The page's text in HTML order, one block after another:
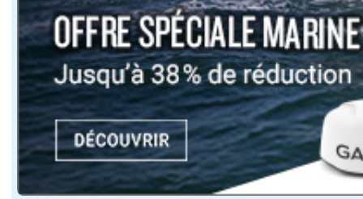
Le VEYA 53 cible un public qui passe une part
Le flybridge constitue également une zone de vie à
Le Yachting Festival de Cannes, qui se déroulera
Le VEYA 53 arrive sur un segment déjà
Lancer un nouveau modèle de 53 pieds en 2026